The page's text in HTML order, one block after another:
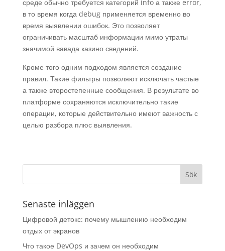
среде обычно требуется категорий info а также error,
в то время когда debug применяется временно во
время выявлении ошибок. Это позволяет
ограничивать масштаб информации мимо утраты
значимой вавада казино сведений.
Кроме того одним подходом является создание
правил. Такие фильтры позволяют исключать частые
а также второстепенные сообщения. В результате во
платформе сохраняются исключительно такие
операции, которые действительно имеют важность с
целью разбора плюс выявления.
Senaste inläggen
Цифровой детокс: почему мышлению необходим
отдых от экранов
Что такое DevOps и зачем он необходим